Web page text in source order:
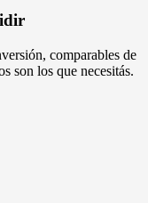
comparables de
son los que necesitás.